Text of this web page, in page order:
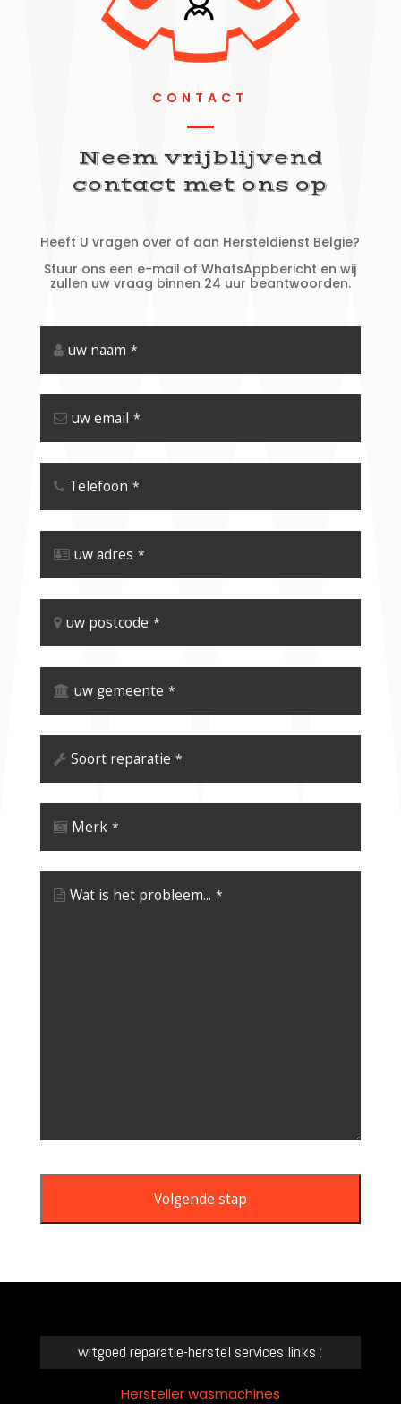
CONTACT
Neem vrijblijvend
contact met ons op
Heeft U vragen over of aan Hersteldienst Belgie?
Stuur ons een e-mail of WhatsAppbericht en wij
zullen uw vraag binnen 24 uur beantwoorden.
uw naam *
uw email *
Telefoon *
uw adres *
uw postcode *
uw gemeente *
Soort reparatie *
Merk *
Wat is het probleem... *
Volgende stap
witgoed reparatie-herstel services links :
Hersteller wasmachines